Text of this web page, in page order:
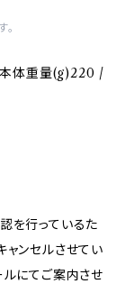
体重量(g)220 /
を行っているた
ャンセルさせてい
ルにてご案内させ